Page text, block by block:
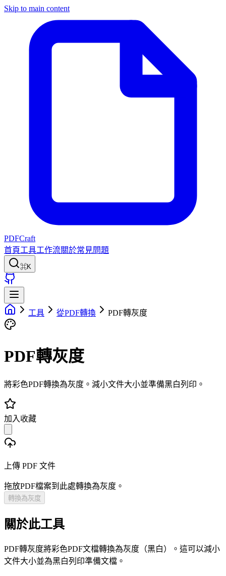
Skip to main content
PDFCraft
首頁工具工作流關於常見問題
⌘K
工具 從PDF轉換 PDF轉灰度
PDF轉灰度
將彩色PDF轉換為灰度。減小文件大小並準備黑白列印。
加入收藏
上傳 PDF 文件
拖放PDF檔案到此處轉換為灰度。
轉換為灰度
關於此工具
PDF轉灰度將彩色PDF文檔轉換為灰度（黑白）。這可以減小
文件大小並為黑白列印準備文檔。